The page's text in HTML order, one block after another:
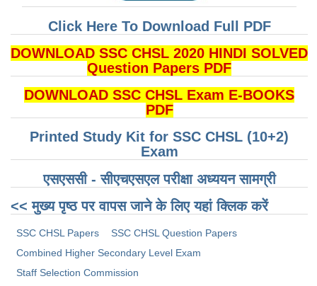
Click Here To Download Full PDF
DOWNLOAD SSC CHSL 2020 HINDI SOLVED
Question Papers PDF
DOWNLOAD SSC CHSL Exam E-BOOKS
PDF
Printed Study Kit for SSC CHSL (10+2)
Exam
एसएससी - सीएचएसएल परीक्षा ​​अध्ययन सामग्री
<< मुख्य पृष्ठ पर वापस जाने के लिए यहां क्लिक करें
SSC CHSL Papers
SSC CHSL Question Papers
Combined Higher Secondary Level Exam
Staff Selection Commission